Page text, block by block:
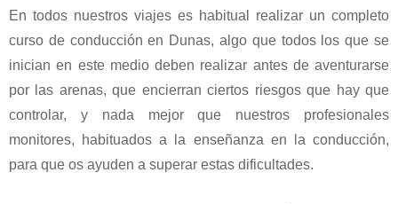
En todos nuestros viajes es habitual realizar un completo
curso de conducción en Dunas, algo que todos los que se
inician en este medio deben realizar antes de aventurarse
por las arenas, que encierran ciertos riesgos que hay que
controlar, y nada mejor que nuestros profesionales
monitores, habituados a la enseñanza en la conducción,
para que os ayuden a superar estas dificultades.